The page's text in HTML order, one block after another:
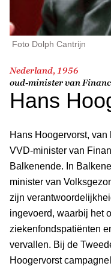
Foto Dolph Cantrijn
Nederland, 1956
oud-minister van
Hans
Hans Hoogervorst,
VVD-minister van
Balkenende. In
minister van
zijn
ingevoerd, waarbij het
ziekenfondspatiënten
vervallen. Bij de
Hoogervorst